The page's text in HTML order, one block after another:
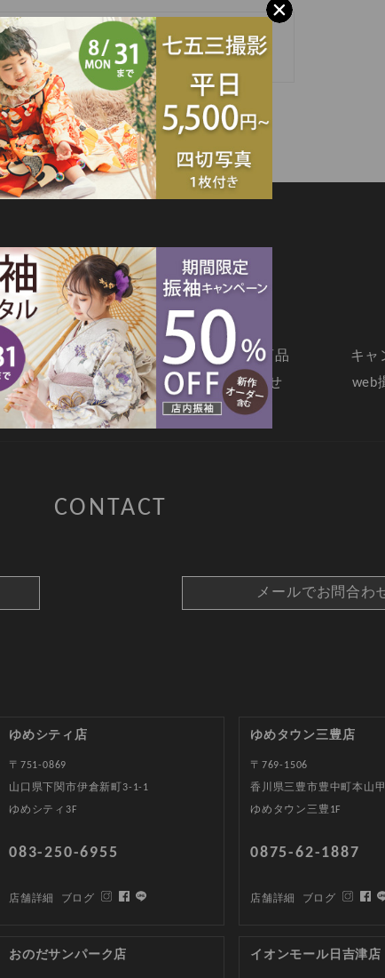
3歳🌹 ７５３撮影 »
SITEMAP
撮影メニュー 料金・商品
キャ
よくあるご質問 お問合せ web
CONTACT
メールでお問合わ
ゆめシティ店
〒751-0869
山口県下関市伊倉新町3-1-1
ゆめシティ3F
083-250-6955
店舗詳細 ブログ
ゆめタウン三豊店
〒769-1506
香川県三豊市豊中町本山
ゆめタウン三豊1F
0875-62-1887
店舗詳細 ブログ
おのだサンパーク店 イオンモール日吉津店